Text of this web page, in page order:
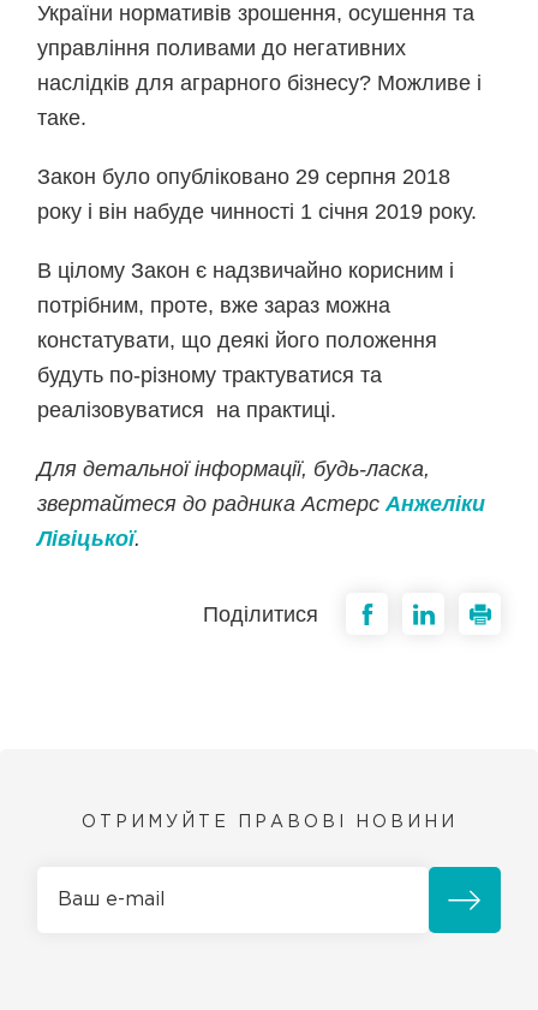
України нормативів зрошення, осушення та
управління поливами до негативних
наслідків для аграрного бізнесу? Можливе і
таке.
Закон було опубліковано 29 серпня 2018
року і він набуде чинності 1 січня 2019 року.
В цілому Закон є надзвичайно корисним і
потрібним, проте, вже зараз можна
констатувати, що деякі його положення
будуть по-різному трактуватися та
реалізовуватися на практиці.
Для детальної інформації, будь-ласка,
звертайтеся до радника АстерсАнжеліки
Лівіцької.
Поділитися
ОТРИМУЙТЕ ПРАВОВІ НОВИНИ